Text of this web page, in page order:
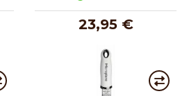
23,95 €